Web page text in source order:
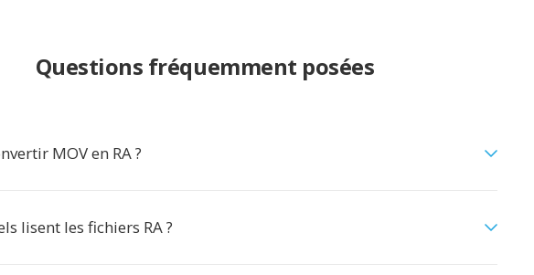
Questions fréquemment posées
MOV en RA ?
lisent les fichiers RA ?